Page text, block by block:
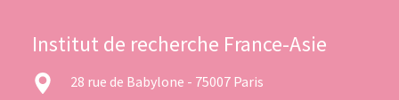
Institut de recherche France-Asie
28 rue de Babylone - 75007 Paris